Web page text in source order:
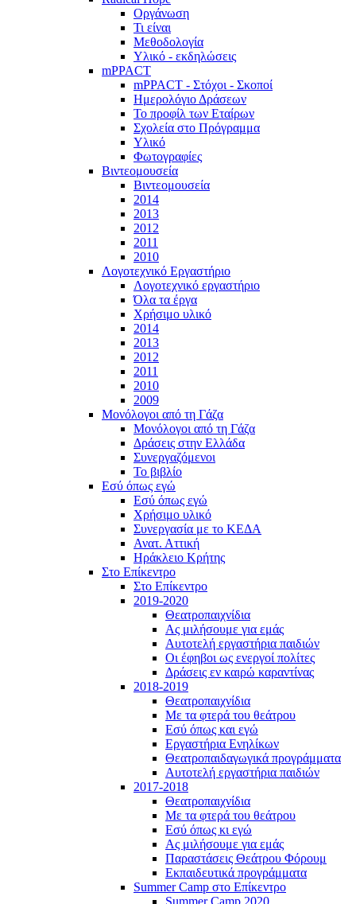
Οργάνωση
Τι είναι
Μεθοδολογία
Υλικό - εκδηλώσεις
mPPACT
mPPACT - Στόχοι - Σκοποί
Ημερολόγιο Δράσεων
Το προφίλ των Εταίρων
Σχολεία στο Πρόγραμμα
Υλικό
Φωτογραφίες
Βιντεομουσεία
Βιντεομουσεία
2014
2013
2012
2011
2010
Λογοτεχνικό Εργαστήριο
Λογοτεχνικό εργαστήριο
Όλα τα έργα
Χρήσιμο υλικό
2014
2013
2012
2011
2010
2009
Μονόλογοι από τη Γάζα
Μονόλογοι από τη Γάζα
Δράσεις στην Ελλάδα
Συνεργαζόμενοι
To βιβλίο
Εσύ όπως εγώ
Εσύ όπως εγώ
Χρήσιμο υλικό
Συνεργασία με το ΚΕΔΑ
Ανατ. Αττική
Ηράκλειο Κρήτης
Στο Επίκεντρο
Στο Επίκεντρο
2019-2020
Θεατροπαιχνίδια
Ας μιλήσουμε για εμάς
Αυτοτελή εργαστήρια παιδιών
Οι έφηβοι ως ενεργοί πολίτες
Δράσεις εν καιρώ καραντίνας
2018-2019
Θεατροπαιχνίδια
Με τα φτερά του θεάτρου
Εσύ όπως και εγώ
Εργαστήρια Ενηλίκων
Θεατροπαιδαγωγικά προγράμματα
Αυτοτελή εργαστήρια παιδιών
2017-2018
Θεατροπαιχνίδια
Με τα φτερά του θεάτρου
Εσύ όπως κι εγώ
Ας μιλήσουμε για εμάς
Παραστάσεις Θεάτρου Φόρουμ
Εκπαιδευτικά προγράμματα
Summer Camp στο Επίκεντρο
Summer Camp 2020